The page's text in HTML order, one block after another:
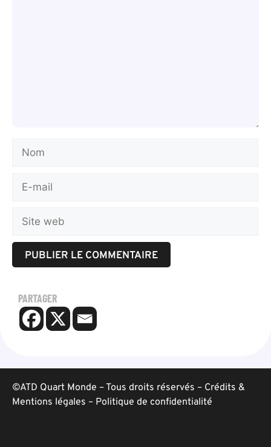
PARTAGER
©ATD Quart Monde – Tous droits réservés – Crédits &
Mentions légales – Politique de confidentialité